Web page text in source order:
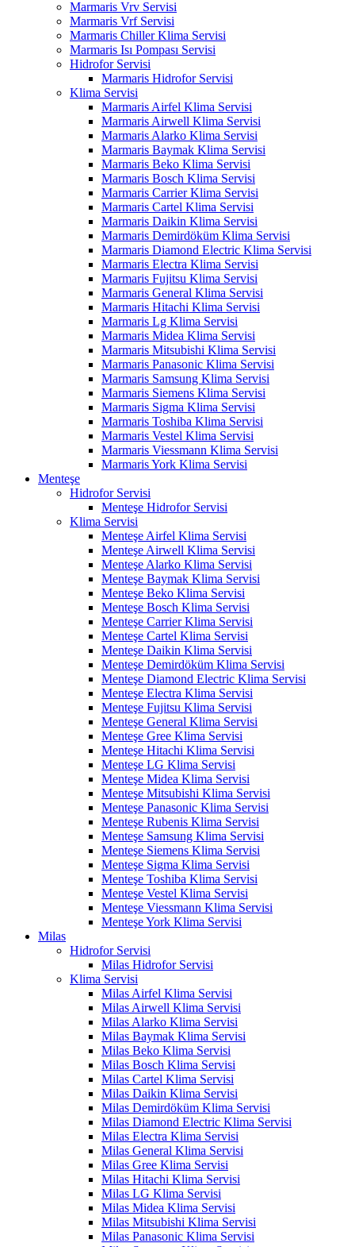
Marmaris Vrv Servisi
Marmaris Vrf Servisi
Marmaris Chiller Klima Servisi
Marmaris Isı Pompası Servisi
Hidrofor Servisi
Marmaris Hidrofor Servisi
Klima Servisi
Marmaris Airfel Klima Servisi
Marmaris Airwell Klima Servisi
Marmaris Alarko Klima Servisi
Marmaris Baymak Klima Servisi
Marmaris Beko Klima Servisi
Marmaris Bosch Klima Servisi
Marmaris Carrier Klima Servisi
Marmaris Cartel Klima Servisi
Marmaris Daikin Klima Servisi
Marmaris Demirdöküm Klima Servisi
Marmaris Diamond Electric Klima Servisi
Marmaris Electra Klima Servisi
Marmaris Fujitsu Klima Servisi
Marmaris General Klima Servisi
Marmaris Hitachi Klima Servisi
Marmaris Lg Klima Servisi
Marmaris Midea Klima Servisi
Marmaris Mitsubishi Klima Servisi
Marmaris Panasonic Klima Servisi
Marmaris Samsung Klima Servisi
Marmaris Siemens Klima Servisi
Marmaris Sigma Klima Servisi
Marmaris Toshiba Klima Servisi
Marmaris Vestel Klima Servisi
Marmaris Viessmann Klima Servisi
Marmaris York Klima Servisi
Menteşe
Hidrofor Servisi
Menteşe Hidrofor Servisi
Klima Servisi
Menteşe Airfel Klima Servisi
Menteşe Airwell Klima Servisi
Menteşe Alarko Klima Servisi
Menteşe Baymak Klima Servisi
Menteşe Beko Klima Servisi
Menteşe Bosch Klima Servisi
Menteşe Carrier Klima Servisi
Menteşe Cartel Klima Servisi
Menteşe Daikin Klima Servisi
Menteşe Demirdöküm Klima Servisi
Menteşe Diamond Electric Klima Servisi
Menteşe Electra Klima Servisi
Menteşe Fujitsu Klima Servisi
Menteşe General Klima Servisi
Menteşe Gree Klima Servisi
Menteşe Hitachi Klima Servisi
Menteşe LG Klima Servisi
Menteşe Midea Klima Servisi
Menteşe Mitsubishi Klima Servisi
Menteşe Panasonic Klima Servisi
Menteşe Rubenis Klima Servisi
Menteşe Samsung Klima Servisi
Menteşe Siemens Klima Servisi
Menteşe Sigma Klima Servisi
Menteşe Toshiba Klima Servisi
Menteşe Vestel Klima Servisi
Menteşe Viessmann Klima Servisi
Menteşe York Klima Servisi
Milas
Hidrofor Servisi
Milas Hidrofor Servisi
Klima Servisi
Milas Airfel Klima Servisi
Milas Airwell Klima Servisi
Milas Alarko Klima Servisi
Milas Baymak Klima Servisi
Milas Beko Klima Servisi
Milas Bosch Klima Servisi
Milas Cartel Klima Servisi
Milas Daikin Klima Servisi
Milas Demirdöküm Klima Servisi
Milas Diamond Electric Klima Servisi
Milas Electra Klima Servisi
Milas General Klima Servisi
Milas Gree Klima Servisi
Milas Hitachi Klima Servisi
Milas LG Klima Servisi
Milas Midea Klima Servisi
Milas Mitsubishi Klima Servisi
Milas Panasonic Klima Servisi